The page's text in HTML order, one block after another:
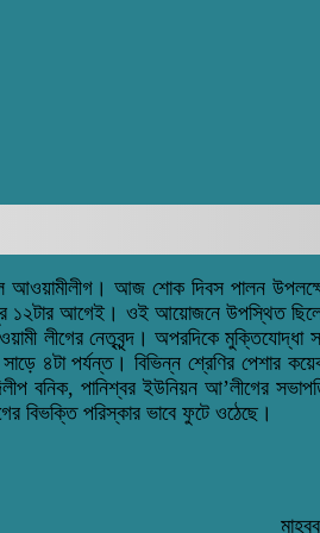
আওয়ামীলীগ। আজ শোক দিবস পালন উপলক্ষে
১২টার আগেই। ওই আয়োজনে উপস্থিত
লীগের নেতৃবৃন্দ। অপরদিকে
৪টা পর্যন্ত। বিভিন্ন শ্রেণির পেশার
বনিক, পানিশ্বর ইউনিয়ন আ’লীগের
বিভক্তি পরিস্কার ভাবে ফুটে ওঠেছে।